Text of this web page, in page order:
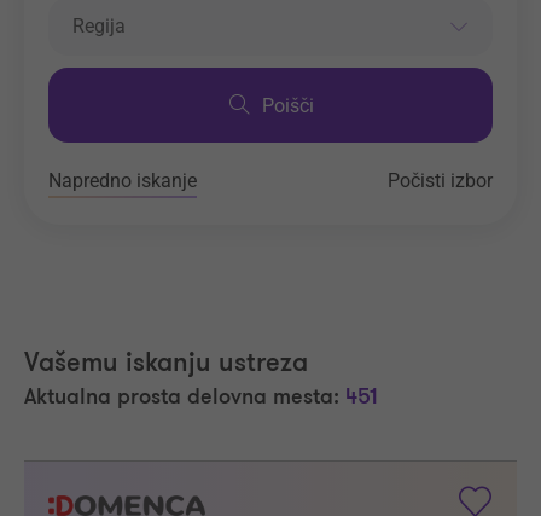
Regija
Poišči
Napredno iskanje Počisti izbor
Vašemu iskanju ustreza
Aktualna prosta delovna mesta: 451